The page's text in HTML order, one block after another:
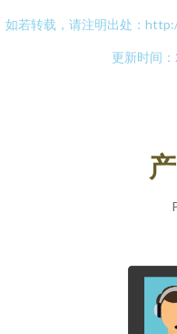
如若转载，请注明出处：
更新时间